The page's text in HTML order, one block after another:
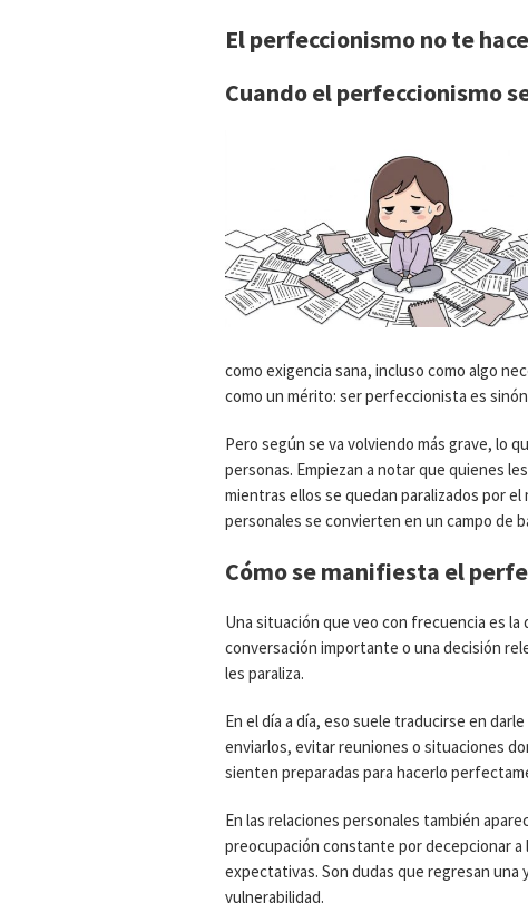
El perfeccionismo no te
Cuando el perfeccionismo
como exigencia sana, incluso como algo
como un mérito: ser perfeccionista es
Pero según se va volviendo más grave, lo
personas. Empiezan a notar que quienes
mientras ellos se quedan paralizados por
personales se convierten en un campo de
Cómo se manifiesta el
Una situación que veo con frecuencia es
conversación importante o una decisión
les paraliza.
En el día a día, eso suele traducirse en
enviarlos, evitar reuniones o situaciones
sienten preparadas para hacerlo
En las relaciones personales también
preocupación constante por decepcionar a
expectativas. Son dudas que regresan
vulnerabilidad.